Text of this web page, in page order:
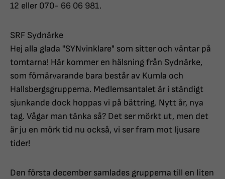
12 eller 070- 66 06 981.
SRF Sydnärke
Hej alla glada "SYNvinklare" som sitter och väntar på
tomtarna! Här kommer en hälsning från Sydnärke,
som förnärvarande bara består av Kumla och
Hallsbergsgrupperna. Medlemsantalet är i ständigt
sjunkande dock hoppas vi på bättring. Nytt år, nya
tag. Vågar man tänka så? Det ser mörkt ut, men det
är ju en mörk tid nu också, vi ser fram mot ljusare
tider!
Den första december samlades grupperna till en liten